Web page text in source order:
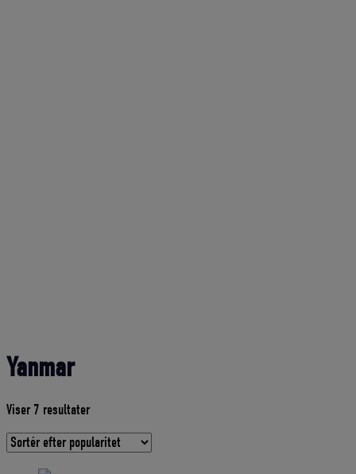
Yanmar
Viser 7 resultaterSorteret
gennemsnitlig